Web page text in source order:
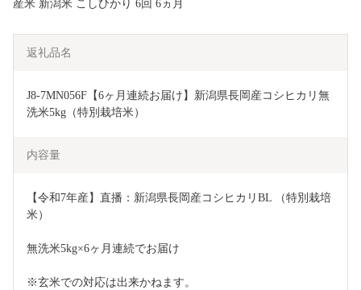
産米 新潟米 こしひかり 6回 6ヵ月
返礼品名
J8-7MN056F【6ヶ月連続お届け】新潟県長岡産コシヒカリ無
洗米5kg（特別栽培米）
内容量
【令和7年産】直播：新潟県長岡産コシヒカリBL （特別栽培
米）
無洗米5kg×6ヶ月連続でお届け
※玄米での対応は出来かねます。